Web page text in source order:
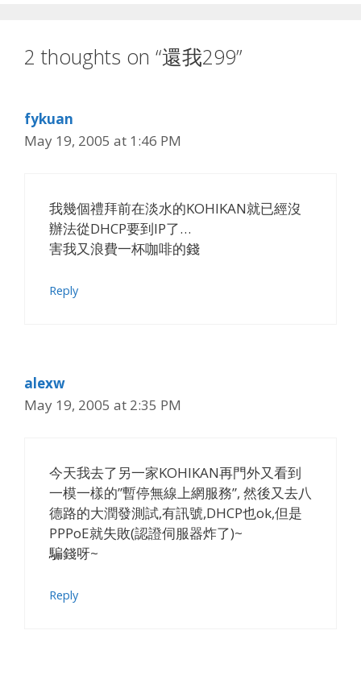
2 thoughts on “還我299”
fykuan
May 19, 2005 at 1:46 PM
我幾個禮拜前在淡水的KOHIKAN就已經沒
辦法從DHCP要到IP了…
害我又浪費一杯咖啡的錢
Reply
alexw
May 19, 2005 at 2:35 PM
今天我去了另一家KOHIKAN再門外又看到
一模一樣的”暫停無線上網服務”, 然後又去八
德路的大潤發測試,有訊號,DHCP也ok,但是
PPPoE就失敗(認證伺服器炸了)~
騙錢呀~
Reply